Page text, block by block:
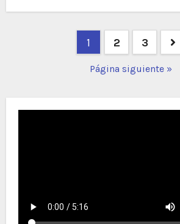
Navegación
1 2 3
Página siguiente »